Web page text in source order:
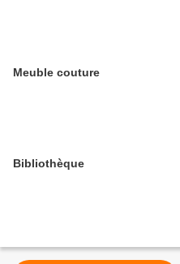
Meuble couture
Bibliothèque